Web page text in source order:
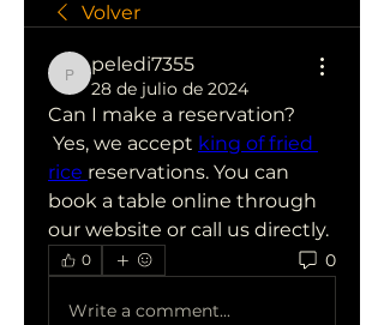
Volver
peledi7355
peledi7355
28 de julio de 2024
Can I make a reservation?
Yes, we accept king of fried
rice reservations. You can
book a table online through
our website or call us directly.
0 0
Write a comment...